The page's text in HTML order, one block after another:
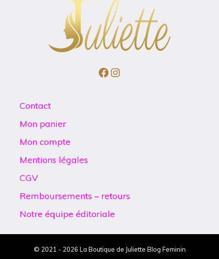
Facebook
Instagram
Contact
Mon panier
Mon compte
Mentions légales
CGV
Remboursements – retours
Notre équipe éditoriale
© 2021 - 2026 La Boutique de Juliette Blog Feminin